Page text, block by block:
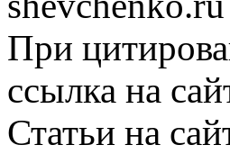
При
ссылка на
Статьи на